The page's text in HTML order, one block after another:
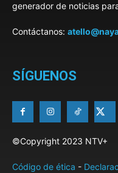
generador de noticias
Contáctanos:
SÍGUENOS
©Copyright 2023 NTV+
Código de ética -